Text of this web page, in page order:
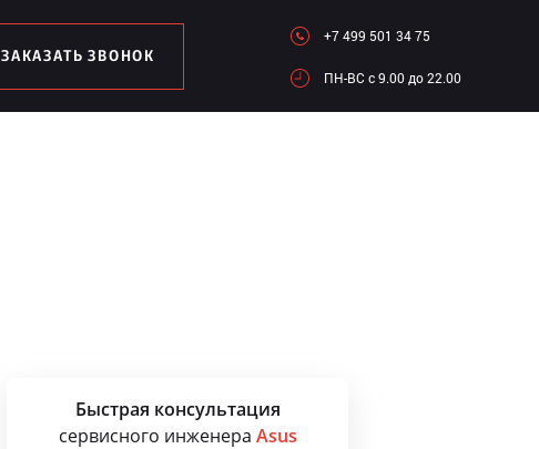
ЗАКАЗАТЬ ЗВОНОК
+7 499 501 34 75
ПН-ВC c 9.00 до 22.00
Быстрая консультация
сервисного инженера Asus